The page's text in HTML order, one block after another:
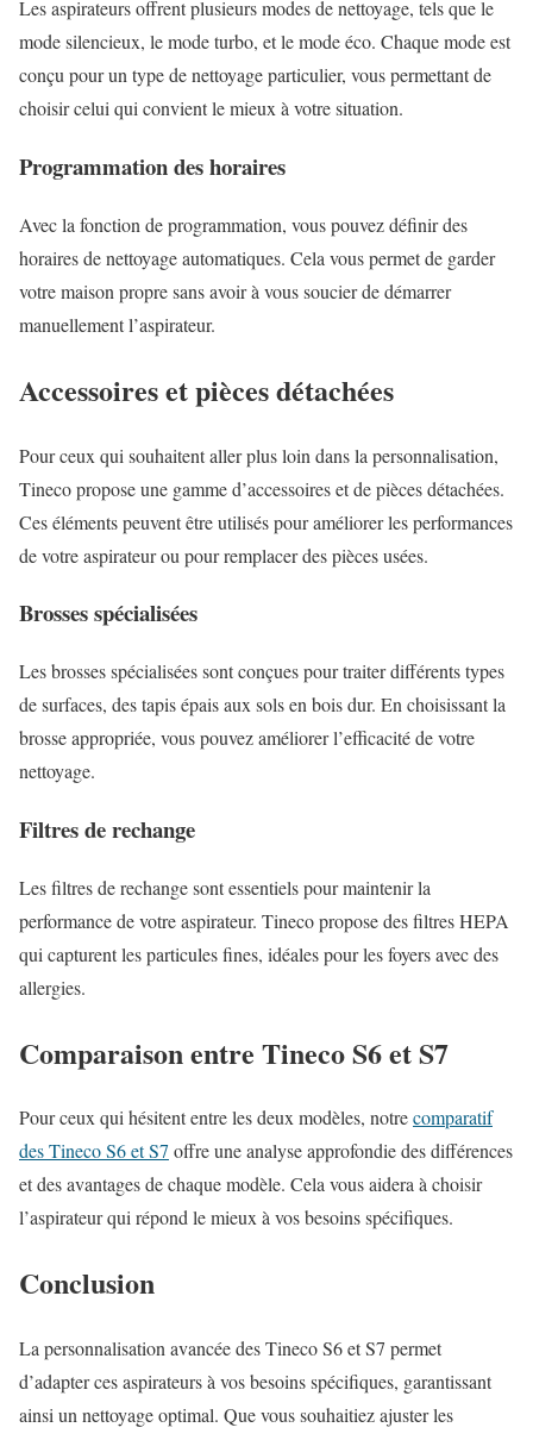
Les aspirateurs offrent plusieurs modes de nettoyage, tels que le
mode silencieux, le mode turbo, et le mode éco. Chaque mode est
conçu pour un type de nettoyage particulier, vous permettant de
choisir celui qui convient le mieux à votre situation.
Programmation des horaires
Avec la fonction de programmation, vous pouvez définir des
horaires de nettoyage automatiques. Cela vous permet de garder
votre maison propre sans avoir à vous soucier de démarrer
manuellement l’aspirateur.
Accessoires et pièces détachées
Pour ceux qui souhaitent aller plus loin dans la personnalisation,
Tineco propose une gamme d’accessoires et de pièces détachées.
Ces éléments peuvent être utilisés pour améliorer les performances
de votre aspirateur ou pour remplacer des pièces usées.
Brosses spécialisées
Les brosses spécialisées sont conçues pour traiter différents types
de surfaces, des tapis épais aux sols en bois dur. En choisissant la
brosse appropriée, vous pouvez améliorer l’efficacité de votre
nettoyage.
Filtres de rechange
Les filtres de rechange sont essentiels pour maintenir la
performance de votre aspirateur. Tineco propose des filtres HEPA
qui capturent les particules fines, idéales pour les foyers avec des
allergies.
Comparaison entre Tineco S6 et S7
Pour ceux qui hésitent entre les deux modèles, notrecomparatif
des Tineco S6 et S7 offre une analyse approfondie des différences
et des avantages de chaque modèle. Cela vous aidera à choisir
l’aspirateur qui répond le mieux à vos besoins spécifiques.
Conclusion
La personnalisation avancée des Tineco S6 et S7 permet
d’adapter ces aspirateurs à vos besoins spécifiques, garantissant
ainsi un nettoyage optimal. Que vous souhaitiez ajuster les